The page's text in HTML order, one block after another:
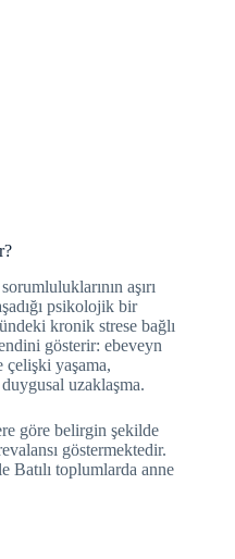
aşırı
psikolojik bir
kronik strese bağlı
gösterir: ebeveyn
yaşama,
uzaklaşma.
göre belirgin şekilde
göstermektedir.
Batılı toplumlarda anne